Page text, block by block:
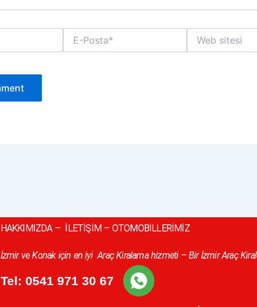
Posta*
sitesi
HAKKIMIZDA– İLETİŞİM– OTOMOBİLLERİMİZ
İzmir ve Konak için en iyiAraç Kiralama hizmeti – Bir İzmir Araç
Tel: 0541 971 30 67